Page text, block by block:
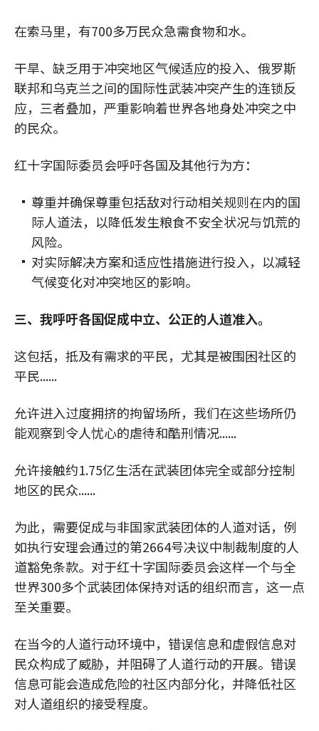
在索马里，有700多万民众急需食物和水。
干旱、缺乏用于冲突地区气候适应的投入、俄罗斯
联邦和乌克兰之间的国际性武装冲突产生的连锁反
应，三者叠加，严重影响着世界各地身处冲突之中
的民众。
红十字国际委员会呼吁各国及其他行为方：
尊重并确保尊重包括敌对行动相关规则在内的国
际人道法，以降低发生粮食不安全状况与饥荒的
风险。
对实际解决方案和适应性措施进行投入，以减轻
气候变化对冲突地区的影响。
三、我呼吁各国促成中立、公正的人道准入。
这包括，抵及有需求的平民，尤其是被围困社区的
平民......
允许进入过度拥挤的拘留场所，我们在这些场所仍
能观察到令人忧心的虐待和酷刑情况......
允许接触约1.75亿生活在武装团体完全或部分控制
地区的民众......
为此，需要促成与非国家武装团体的人道对话，例
如执行安理会通过的第2664号决议中制裁制度的人
道豁免条款。对于红十字国际委员会这样一个与全
世界300多个武装团体保持对话的组织而言，这一点
至关重要。
在当今的人道行动环境中，错误信息和虚假信息对
民众构成了威胁，并阻碍了人道行动的开展。错误
信息可能会造成危险的社区内部分化，并降低社区
对人道组织的接受程度。